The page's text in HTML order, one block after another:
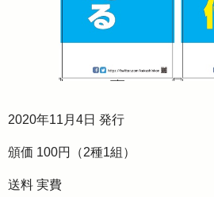
2020年11月4日 発行
頒価 100円（2種1組）
送料 実費